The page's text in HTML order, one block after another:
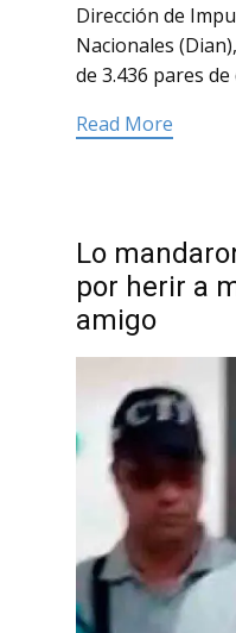
Dirección de
Nacionales
de 3.436 pares
Read More
Lo
por herir a
amigo